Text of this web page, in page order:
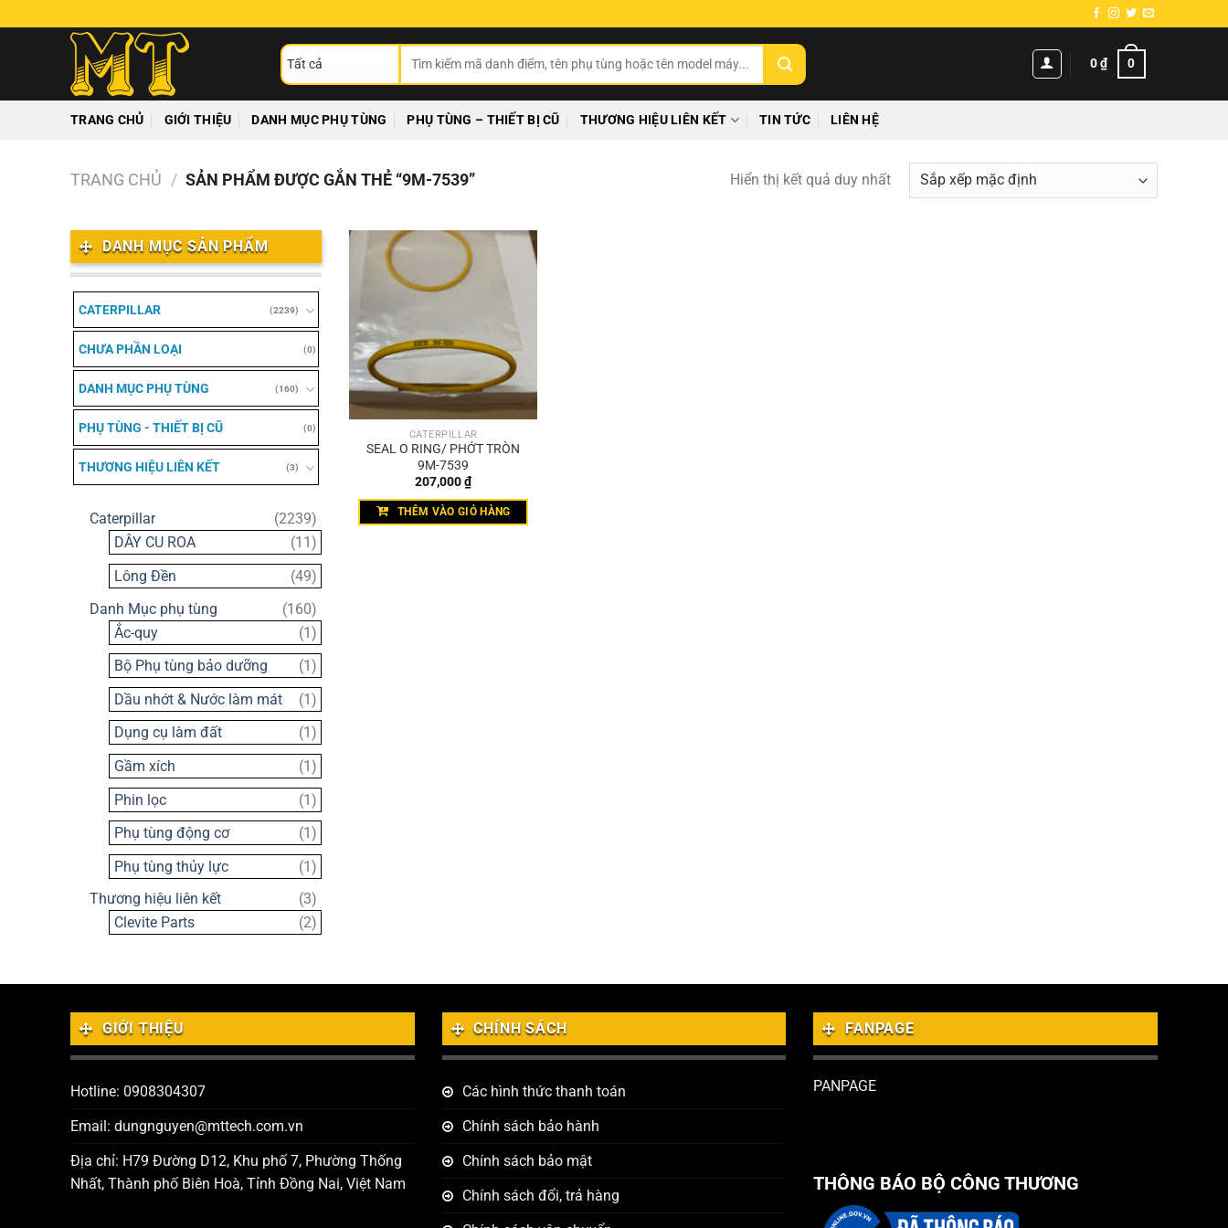
đến
kiếm:
0₫ 0
TRANG CHỦ GIỚI THIỆU DANH MỤC PHỤ TÙNG PHỤ TÙNG – THIẾT BỊ CŨ THƯƠNG HIỆU LIÊN KẾT TIN TỨC LIÊN HỆ
TRANG CHỦ / SẢN PHẨM ĐƯỢC GẮN THẺ “9M-7539” Hiển thị kết quả duy nhất
DANH MỤC SẢN PHẨM
CATERPILLAR (2239)
CHƯA PHẦN LOẠI (0)
DANH MỤC PHỤ TÙNG (160)
PHỤ TÙNG - THIẾT BỊ CŨ (0)
THƯƠNG HIỆU LIÊN KẾT (3)
Caterpillar 22392239
sản
phẩm
DÂY CU ROA 11 11
sản
phẩm
Lông Đền 4949
sản
phẩm
Danh Mục phụ tùng 160160
sản
phẩm
Ắc-quy 11
sản
phẩm
Bộ Phụ tùng bảo dưỡng 1 1
sản
phẩm
Dầu nhớt & Nước làm mát 11
sản
phẩm
Dụng cụ làm đất 1 1
sản
phẩm
Gầm xích 11
sản
phẩm
Phin lọc 11
sản
phẩm
Phụ tùng động cơ 1 1
sản
phẩm
Phụ tùng thủy lực 11
sản
phẩm
Thương hiệu liên kết 33
sản
Clevite Parts 22
CATERPILLAR
SEAL O RING/ PHỚT TRÒN
9M-7539
207,000₫
THÊM VÀO GIỎ HÀNG
GIỚI THIỆU
Hotline: 0908304307
Email: dungnguyen@mttech.com.vn
Địa chỉ: H79 Đường D12, Khu phố 7, Phường Thống
Nhất, Thành phố Biên Hoà, Tỉnh Đồng Nai, Việt Nam
CHÍNH SÁCH
Các hình thức thanh toán
Chính sách bảo hành
Chính sách bảo mật
Chính sách đổi, trả hàng
FANPAGE
PANPAGE
THÔNG BÁO BỘ CÔNG THƯƠNG